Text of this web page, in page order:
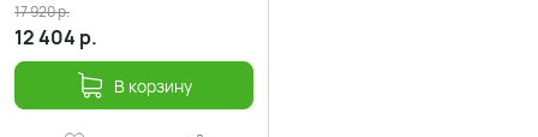
12 404 р.
17 920р.
В корзину